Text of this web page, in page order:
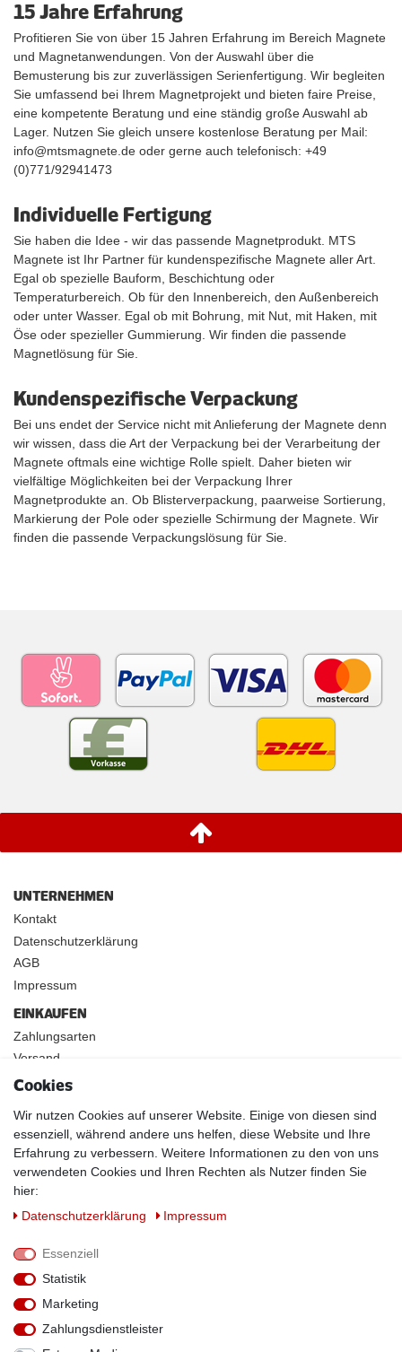
15 Jahre Erfahrung
Profitieren Sie von über 15 Jahren Erfahrung im Bereich Magnete
und Magnetanwendungen. Von der Auswahl über die
Bemusterung bis zur zuverlässigen Serienfertigung. Wir begleiten
Sie umfassend bei Ihrem Magnetprojekt und bieten faire Preise,
eine kompetente Beratung und eine ständig große Auswahl ab
Lager. Nutzen Sie gleich unsere kostenlose Beratung per Mail:
info@mtsmagnete.de oder gerne auch telefonisch: +49
(0)771/92941473
Individuelle Fertigung
Sie haben die Idee - wir das passende Magnetprodukt. MTS
Magnete ist Ihr Partner für kundenspezifische Magnete aller Art.
Egal ob spezielle Bauform, Beschichtung oder
Temperaturbereich. Ob für den Innenbereich, den Außenbereich
oder unter Wasser. Egal ob mit Bohrung, mit Nut, mit Haken, mit
Öse oder spezieller Gummierung. Wir finden die passende
Magnetlösung für Sie.
Kundenspezifische Verpackung
Bei uns endet der Service nicht mit Anlieferung der Magnete denn
wir wissen, dass die Art der Verpackung bei der Verarbeitung der
Magnete oftmals eine wichtige Rolle spielt. Daher bieten wir
vielfältige Möglichkeiten bei der Verpackung Ihrer
Magnetprodukte an. Ob Blisterverpackung, paarweise Sortierung,
Markierung der Pole oder spezielle Schirmung der Magnete. Wir
finden die passende Verpackungslösung für Sie.
UNTERNEHMEN
Kontakt
Datenschutzerklärung
AGB
Impressum
EINKAUFEN
Zahlungsarten
Versand
Widerrufsrecht
INFOS
Kundenanwendungen
Physikalische Eigenschaften
Magnetismus von A-Z
Magnetmaterialien
Downloads
Handelspartner werden
Facebook
Cookies
Wir nutzen Cookies auf unserer Website. Einige von diesen sind
essenziell, während andere uns helfen, diese Website und Ihre
Erfahrung zu verbessern. Weitere Informationen zu den von uns
verwendeten Cookies und Ihren Rechten als Nutzer finden Sie
hier:
Daten­schutz­erklärung
Impressum
Essenziell
Statistik
Marketing
Zahlungsdienstleister